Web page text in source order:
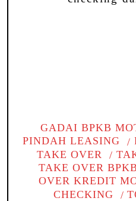
GADAI BPKB
PINDAH LEASING
TAKE OVER
TAKE OVER
OVER KREDIT
CHECKING